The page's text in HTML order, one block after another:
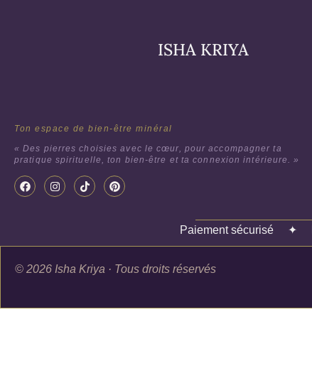
ISHA KRIYA
Ton espace de bien-être minéral
« Des pierres choisies avec le cœur, pour accompagner ta
pratique spirituelle, ton bien-être et ta connexion intérieure. »
Paiement sécurisé ✦
© 2026 Isha Kriya · Tous droits réservés